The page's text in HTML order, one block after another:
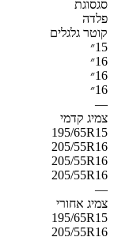
סגסוגת
פלדה
קוטר גלגלים
15״
16״
16״
16״
—
צמיג קדמי
195/65R15
205/55R16
205/55R16
205/55R16
—
צמיג אחורי
195/65R15
205/55R16